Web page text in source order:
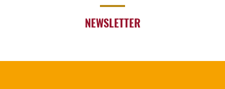
NEWSLETTER